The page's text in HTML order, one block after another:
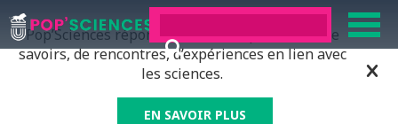
Pop’Sciences répond à tous ceux qui ont soif de
savoirs, de rencontres, d’expériences en lien avec
les sciences.
EN SAVOIR PLUS